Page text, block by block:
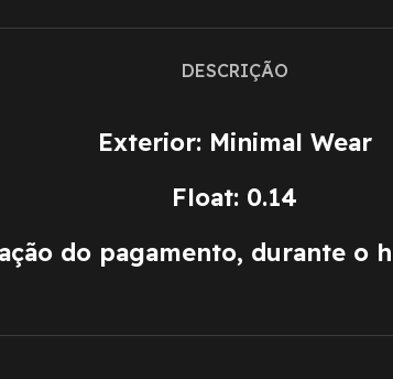
DESCRIÇÃO
Exterior: Minimal Wear
Float: 0.14
do pagamento, durante o